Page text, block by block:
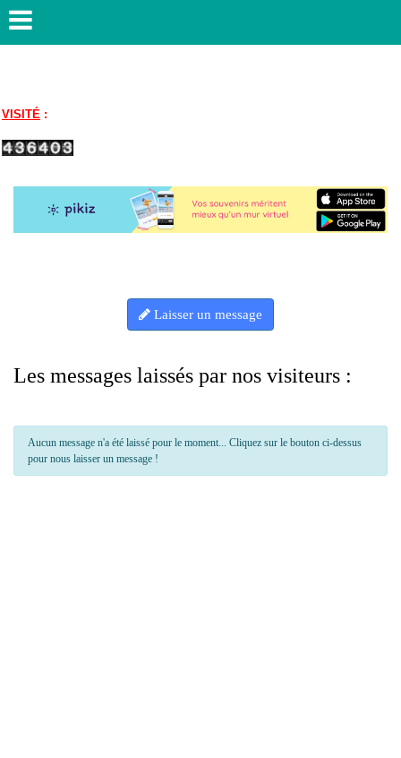
VISITÉ :
Laisser un message
Les messages laissés par nos visiteurs :
Aucun message n'a été laissé pour le moment... Cliquez sur le bouton ci-dessus
pour nous laisser un message !